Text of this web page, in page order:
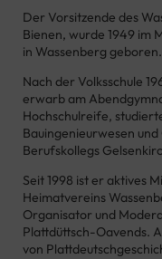
Der Vorsitzende des
Bienen, wurde 1949 im
in Wassenberg geboren.
Nach der Volksschule
erwarb am
Hochschulreife,
Bauingenieurwesen
Berufskollegs
Seit 1998 ist er aktives
Heimatvereins
Organisator und
Plattdüttsch-Oavends.
von